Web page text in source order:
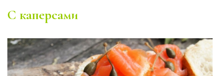
С каперсами